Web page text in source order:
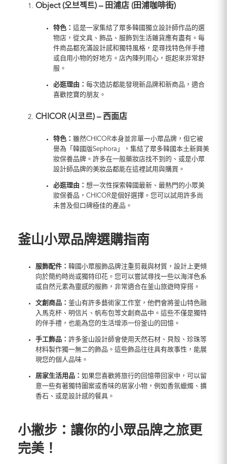
Object (오브젝트) – 田浦店 (田浦咖啡街)
特色： 這是一家集結了眾多韓國獨立設計師作品的選
物店，從文具、飾品、服飾到生活雜貨應有盡有。每
件商品都充滿設計感和獨特風格，是尋找特色伴手禮
或自用小物的好地方。店內陳列用心，逛起來非常舒
服。
必逛理由： 每次造訪都能發現新品牌和新商品，適合
喜歡挖寶的朋友。
CHICOR (시코르) – 西面店
特色： 雖然CHICOR本身並非單一小眾品牌，但它被
譽為「韓國版Sephora」，集結了眾多韓國本土新興美
妝保養品牌。許多在一般藥妝店找不到的、或是小眾
設計師品牌的美妝品都能在這裡試用與購買。
必逛理由： 想一次性探索韓國最新、最熱門的小眾美
妝保養品，CHICOR是個好選擇。您可以試用許多尚
未普及但口碑極佳的產品。
釜山小眾品牌選購指南
服飾配件： 韓國小眾服飾品牌注重剪裁與材質，設計上更傾
向於簡約時尚或獨特印花。您可以嘗試尋找一些以海洋色系
或自然元素為靈感的服飾，非常適合在釜山旅遊時穿搭。
文創商品： 釜山有許多藝術家工作室，他們會將釜山特色融
入馬克杯、明信片、帆布包等文創商品中。這些不僅是獨特
的伴手禮，也能為您的生活增添一份釜山的回憶。
手工飾品： 許多釜山設計師會使用天然石材、貝殼、珍珠等
材料製作獨一無二的飾品。這些飾品往往具有故事性，能展
現您的個人品味。
居家生活用品： 如果您喜歡將旅行的回憶帶回家中，可以留
意一些有著獨特圖案或香味的居家小物，例如香氛蠟燭、擴
香石、或是設計感的餐具。
小撇步：讓你的小眾品牌之旅更
完美！